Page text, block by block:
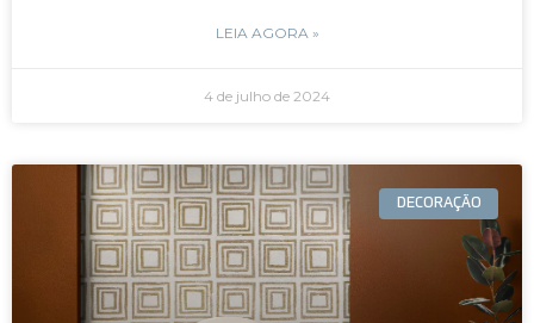
LEIA AGORA »
4 de julho de 2024
DECORAÇÃO